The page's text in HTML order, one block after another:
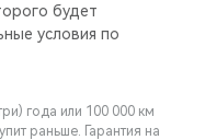
будет
условия по
года или 100 000 км
раньше. Гарантия на